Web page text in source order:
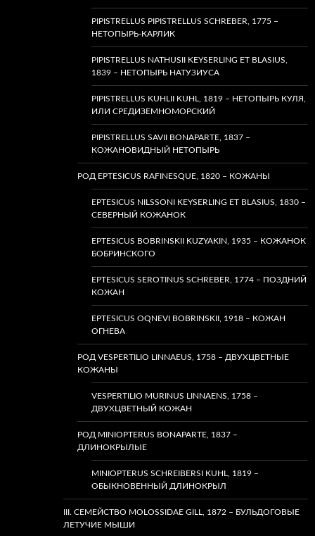
PIPISTRELLUS PIPISTRELLUS SCHREBER, 1775 –
НЕТОПЫРЬ-КАРЛИК
PIPISTRELLUS NATHUSII KEYSERLING ET BLASIUS,
1839 – НЕТОПЫРЬ НАТУЗИУСА
PIPISTRELLUS KUHLII KUHL, 1819 – НЕТОПЫРЬ КУЛЯ,
ИЛИ СРЕДИЗЕМНОМОРСКИЙ
PIPISTRELLUS SAVII BONAPARTE, 1837 –
КОЖАНОВИДНЫЙ НЕТОПЫРЬ
РОД EPTESICUS RAFINESQUE, 1820 – КОЖАНЫ
EPTESICUS NILSSONI KEYSERLING ET BLASIUS, 1830 –
СЕВЕРНЫЙ КОЖАНОК
EPTESICUS BOBRINSKII KUZYAKIN, 1935 – КОЖАНОК
БОБРИНСКОГО
EPTESICUS SEROTINUS SCHREBER, 1774 – ПОЗДНИЙ
КОЖАН
EPTESICUS OQNEVI BOBRINSKII, 1918 – КОЖАН
ОГНЕВА
РОД VESPERTILIO LINNAEUS, 1758 – ДВУХЦВЕТНЫЕ
КОЖАНЫ
VESPERTILIO MURINUS LINNAENS, 1758 –
ДВУХЦВЕТНЫЙ КОЖАН
РОД MINIOPTERUS BONAPARTE, 1837 –
ДЛИНОКРЫЛЫЕ
MINIOPTERUS SCHREIBERSI KUHL, 1819 –
ОБЫКНОВЕННЫЙ ДЛИНОКРЫЛ
III. СЕМЕЙСТВО MOLOSSIDAE GILL, 1872 – БУЛЬДОГОВЫЕ
ЛЕТУЧИЕ МЫШИ